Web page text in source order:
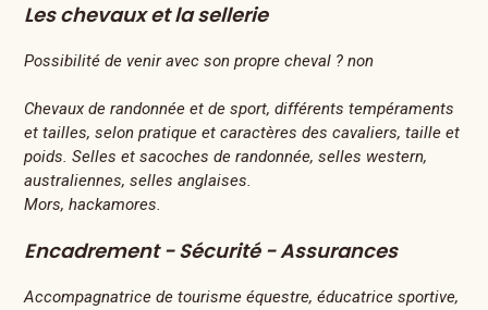
Les chevaux et la sellerie
Possibilité de venir avec son propre cheval ? non
Chevaux de randonnée et de sport, différents tempéraments
et tailles, selon pratique et caractères des cavaliers, taille et
poids. Selles et sacoches de randonnée, selles western,
australiennes, selles anglaises.
Mors, hackamores.
Encadrement - Sécurité - Assurances
Accompagnatrice de tourisme équestre, éducatrice sportive,